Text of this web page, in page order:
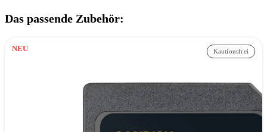
Das passende Zubehör:
NEU Kautionsfrei